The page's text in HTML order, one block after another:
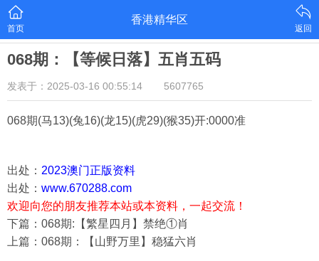
首页
香港精华区
返回
068期：【等候日落】五肖五码
发表于：2025-03-16 00:55:14 5607765
068期(马13)(兔16)(龙15)(虎29)(猴35)开:0000准
出处： 2023澳门正版资料
出处： www.670288.com
欢迎向您的朋友推荐本站或本资料，一起交流！
下篇：068期:【繁星四月】禁绝①肖
上篇：068期：【山野万里】稳猛六肖